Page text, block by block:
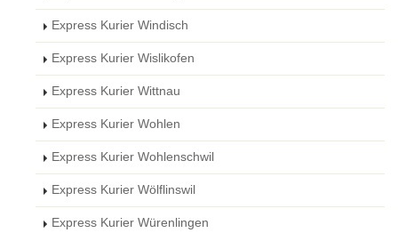
Express Kurier Windisch
Express Kurier Wislikofen
Express Kurier Wittnau
Express Kurier Wohlen
Express Kurier Wohlenschwil
Express Kurier Wölflinswil
Express Kurier Würenlingen